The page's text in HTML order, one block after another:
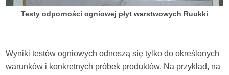
Testy odporności ogniowej płyt warstwowych Ruukki
Wyniki testów ogniowych odnoszą się tylko do określonych
warunków i konkretnych próbek produktów. Na przykład, na